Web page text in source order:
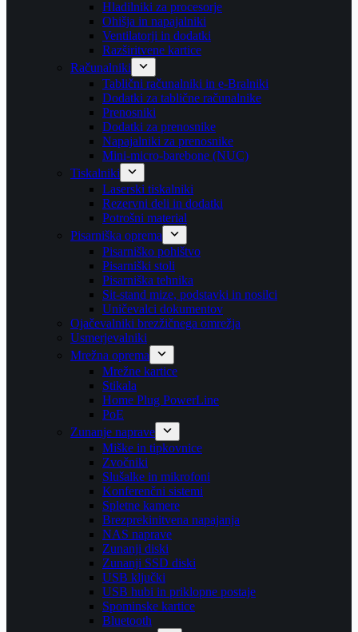
Hladilniki za procesorje
Ohišja in napajalniki
Ventilatorji in dodatki
Razširitvene kartice
Računalniki
Tablični računalniki in e-Bralniki
Dodatki za tablične računalnike
Prenosniki
Dodatki za prenosnike
Napajalniki za prenosnike
Mini-micro-barebone (NUC)
Tiskalniki
Laserski tiskalniki
Rezervni deli in dodatki
Potrošni material
Pisarniška oprema
Pisarniško pohištvo
Pisarniški stoli
Pisarniška tehnika
Sit-stand mize, podstavki in nosilci
Uničevalci dokumentov
Ojačevalniki brezžičnega omrežja
Usmerjevalniki
Mrežna oprema
Mrežne kartice
Stikala
Home Plug PowerLine
PoE
Zunanje naprave
Miške in tipkovnice
Zvočniki
Slušalke in mikrofoni
Konferenčni sistemi
Spletne kamere
Brezprekinitvena napajanja
NAS naprave
Zunanji diski
Zunanji SSD diski
USB ključki
USB hubi in priklopne postaje
Spominske kartice
Bluetooth